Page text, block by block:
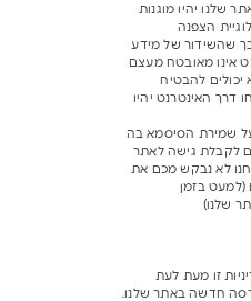
שלנו יהיו מוגנות
הצפנה
שהשידור של מידע
אינו מאובטח מעצם
יכולים להבטיח
דרך האינטרנט יהיו
שמירת הסיסמא בה
לקבלת גישה לאתר
לא נבקש מכם את
בזמן
שלנו)
זו מעת לעת
חדשה באתר שלנו.